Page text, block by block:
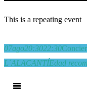
This is a repeating event
07ago20:3022:30
L´ALACANTÍEdad